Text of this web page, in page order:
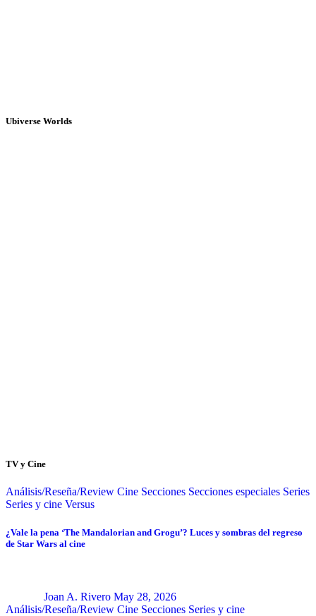
Ubiverse Worlds
TV y Cine
Análisis/Reseña/Review Cine Secciones Secciones especiales Series
Series y cine Versus
¿Vale la pena ‘The Mandalorian and Grogu’? Luces y sombras del regreso
de Star Wars al cine
Joan A. Rivero May 28, 2026
Análisis/Reseña/Review Cine Secciones Series y cine